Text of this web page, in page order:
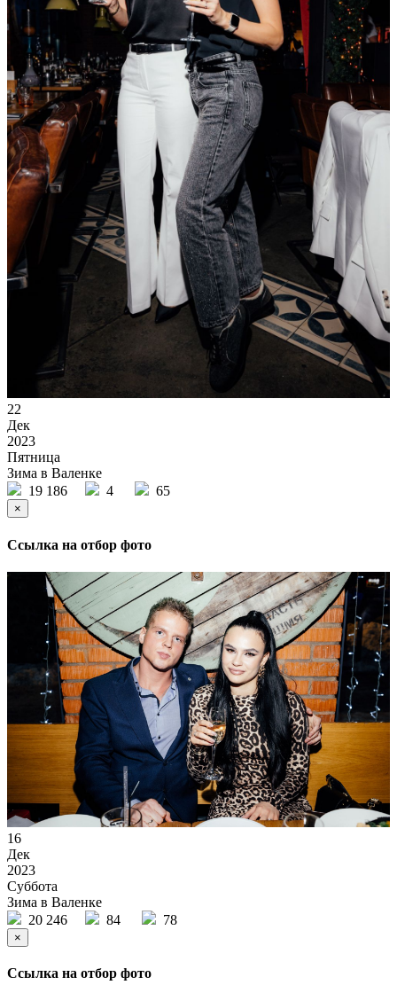
22
Дек
2023
Пятница
Зима в Валенке
19 186
4 65
×
Ссылка на отбор фото
16
Дек
2023
Суббота
Зима в Валенке
20 246
84 78
×
Ссылка на отбор фото